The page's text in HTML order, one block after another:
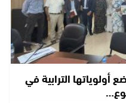
أولوياتها الترابية في